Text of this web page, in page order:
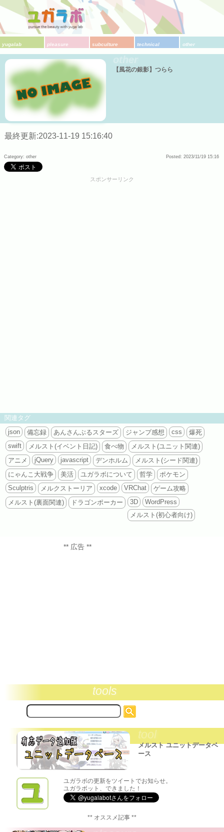
yugalab pleasure subculture technical other
【風花の銀影】つらら
最終更新:2023-11-19 15:16:40
Category: other Posted: 2023/11/19 15:16
スポンサーリンク
関連タグ
json
備忘録 あんさんぶるスターズ ジャンプ感想 css
爆死
swift
メルスト(イベント日記) 食べ物
メルスト(ユニット関連)
アニメ
jQuery javascript デンホルム
メルスト(シード関連)
にゃんこ大戦争
美活 ユガラボについて 哲学
ポケモン
Sculptris
メルクストーリア xcode VRChat
ゲーム攻略
メルスト(裏面関連)
ドラゴンポーカー 3D
WordPress
メルスト(初心者向け)
** 広告 **
tools
サ
イ
内
検
索:
tool
メルスト ユニットデータベ
ース
ユガラボの更新をツイートでお知らせ。
ユガラボット、できました！
** オススメ記事 **